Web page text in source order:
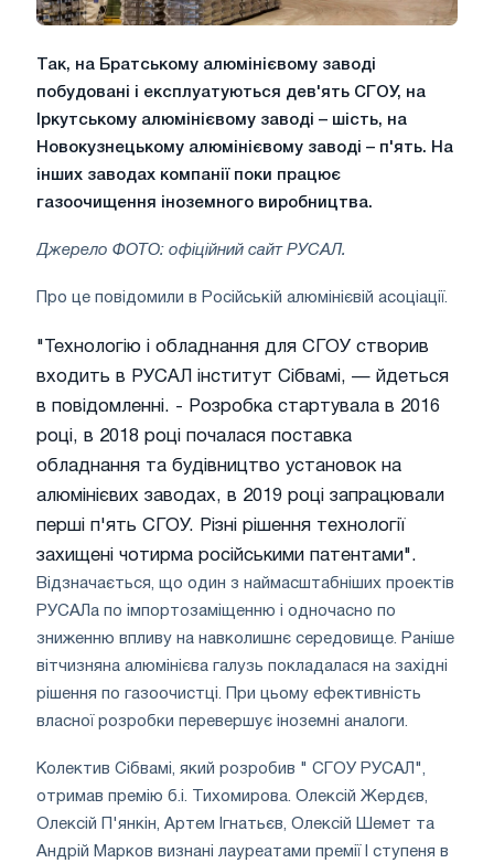
Так, на Братському алюмінієвому заводі
побудовані і експлуатуються дев'ять СГОУ, на
Іркутському алюмінієвому заводі – шість, на
Новокузнецькому алюмінієвому заводі – п'ять. На
інших заводах компанії поки працює
газоочищення іноземного виробництва.
Джерело ФОТО: офіційний сайт РУСАЛ.
Про це повідомили в Російській алюмінієвій асоціації.
"Технологію і обладнання для СГОУ створив
входить в РУСАЛ інститут Сібвамі, — йдеться
в повідомленні. - Розробка стартувала в 2016
році, в 2018 році почалася поставка
обладнання та будівництво установок на
алюмінієвих заводах, в 2019 році запрацювали
перші п'ять СГОУ. Різні рішення технології
захищені чотирма російськими патентами".
Відзначається, що один з наймасштабніших проектів
РУСАЛа по імпортозаміщенню і одночасно по
зниженню впливу на навколишнє середовище. Раніше
вітчизняна алюмінієва галузь покладалася на західні
рішення по газоочистці. При цьому ефективність
власної розробки перевершує іноземні аналоги.
Колектив Сібвамі, який розробив " СГОУ РУСАЛ",
отримав премію б.і. Тихомирова. Олексій Жердєв,
Олексій П'янкін, Артем Ігнатьєв, Олексій Шемет та
Андрій Марков визнані лауреатами премії I ступеня в